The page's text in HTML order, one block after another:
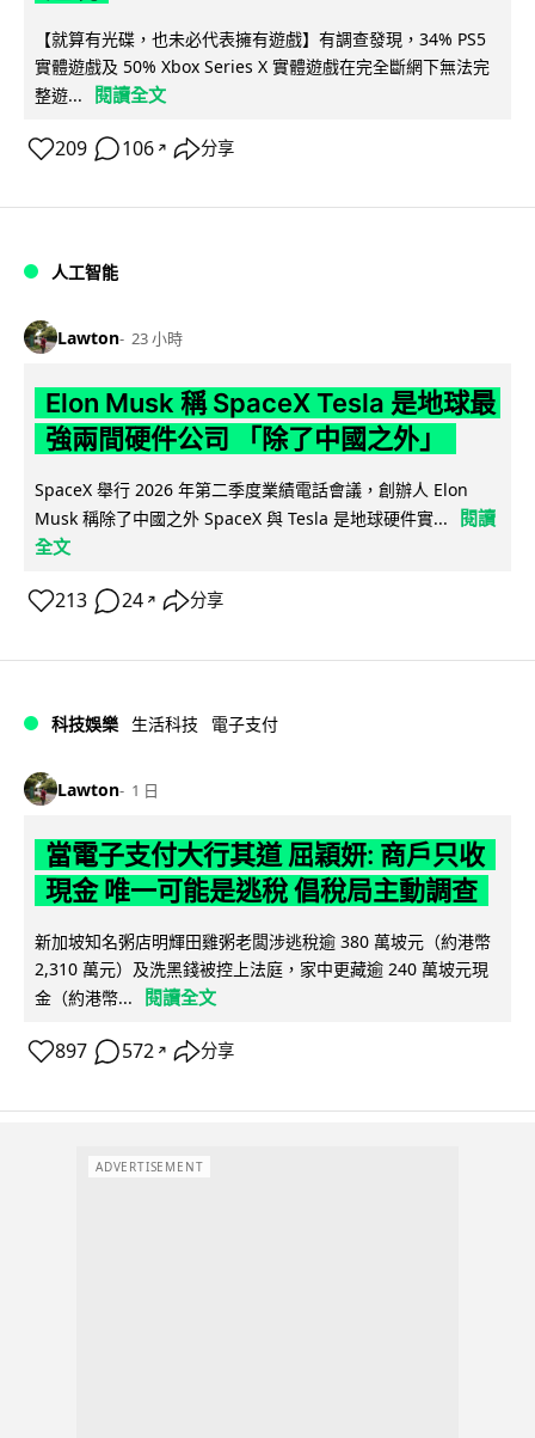
【就算有光碟，也未必代表擁有遊戲】有調查發現，34% PS5
實體遊戲及 50% Xbox Series X 實體遊戲在完全斷網下無法完
整遊...
閱讀全文
209 106 ↗ 分享
人工智能
Lawton 23 小時
Elon Musk 稱 SpaceX Tesla 是地球最
強兩間硬件公司 「除了中國之外」
SpaceX 舉行 2026 年第二季度業績電話會議，創辦人 Elon
Musk 稱除了中國之外 SpaceX 與 Tesla 是地球硬件實...
閱讀
全文
213 24 ↗ 分享
科技娛樂 生活科技 電子支付
Lawton 1 日
當電子支付大行其道 屈穎妍: 商戶只收
現金 唯一可能是逃稅 倡稅局主動調查
新加坡知名粥店明輝田雞粥老闆涉逃稅逾 380 萬坡元（約港幣
2,310 萬元）及洗黑錢被控上法庭，家中更藏逾 240 萬坡元現
金（約港幣...
閱讀全文
897 572 ↗ 分享
ADVERTISEMENT